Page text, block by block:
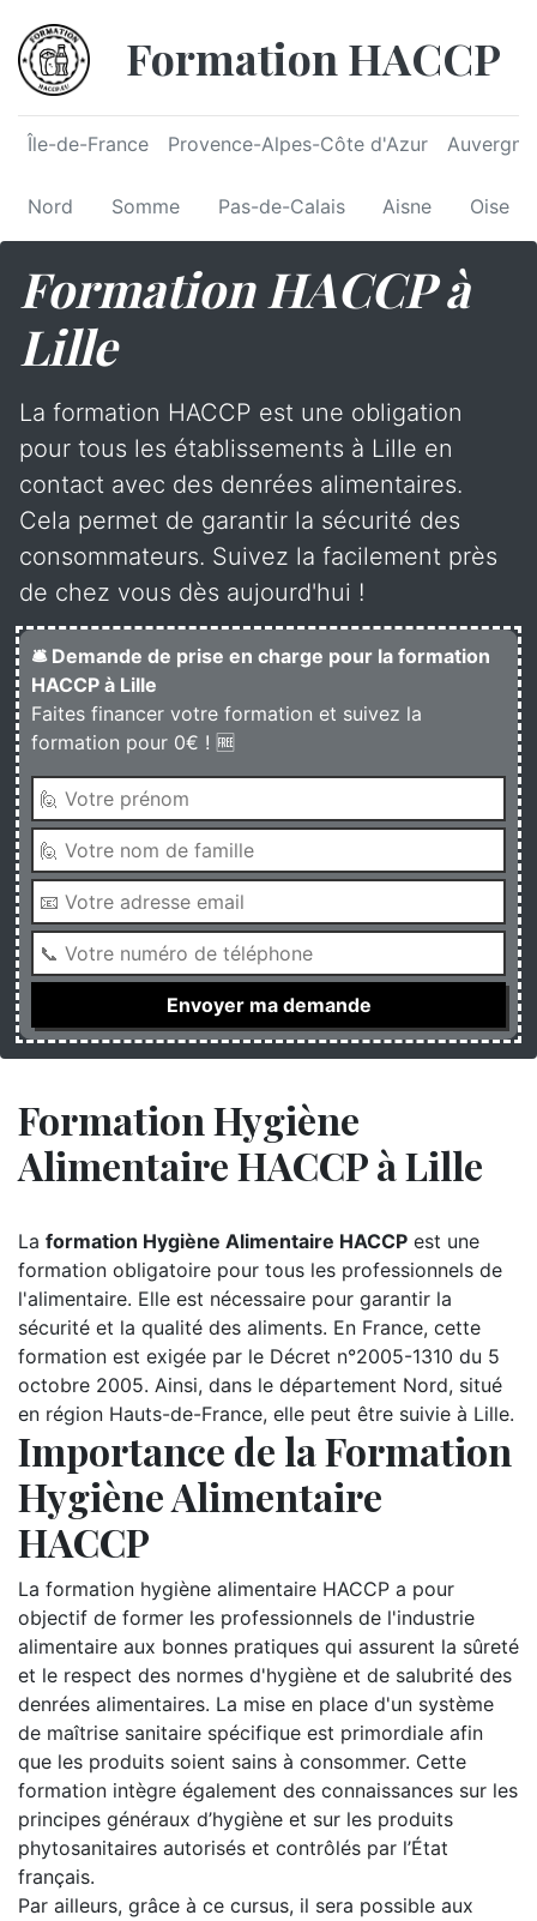
Formation HACCP
Île-de-France Provence-Alpes-Côte d'Azur
Nord Somme Pas-de-Calais Aisne Oise
Formation HACCP à
Lille
La formation HACCP est une obligation
pour tous les établissements à Lille en
contact avec des denrées alimentaires.
Cela permet de garantir la sécurité des
consommateurs. Suivez la facilement près
de chez vous dès aujourd'hui !
🛎️ Demande de prise en charge pour la formation
HACCP à Lille
Faites financer votre formation et suivez la
formation pour 0€ ! 🆓
Formation Hygiène
Alimentaire HACCP à Lille
La formation Hygiène Alimentaire HACCP est une
formation obligatoire pour tous les professionnels de
l'alimentaire. Elle est nécessaire pour garantir la
sécurité et la qualité des aliments. En France, cette
formation est exigée par le Décret n°2005-1310 du 5
octobre 2005. Ainsi, dans le département Nord, situé
en région Hauts-de-France, elle peut être suivie à Lille.
Importance de la Formation
Hygiène Alimentaire
HACCP
La formation hygiène alimentaire HACCP a pour
objectif de former les professionnels de l'industrie
alimentaire aux bonnes pratiques qui assurent la sûreté
et le respect des normes d'hygiène et de salubrité des
denrées alimentaires. La mise en place d'un système
de maîtrise sanitaire spécifique est primordiale afin
que les produits soient sains à consommer. Cette
formation intègre également des connaissances sur les
principes généraux d’hygiène et sur les produits
phytosanitaires autorisés et contrôlés par l’État
français.
Par ailleurs, grâce à ce cursus, il sera possible aux